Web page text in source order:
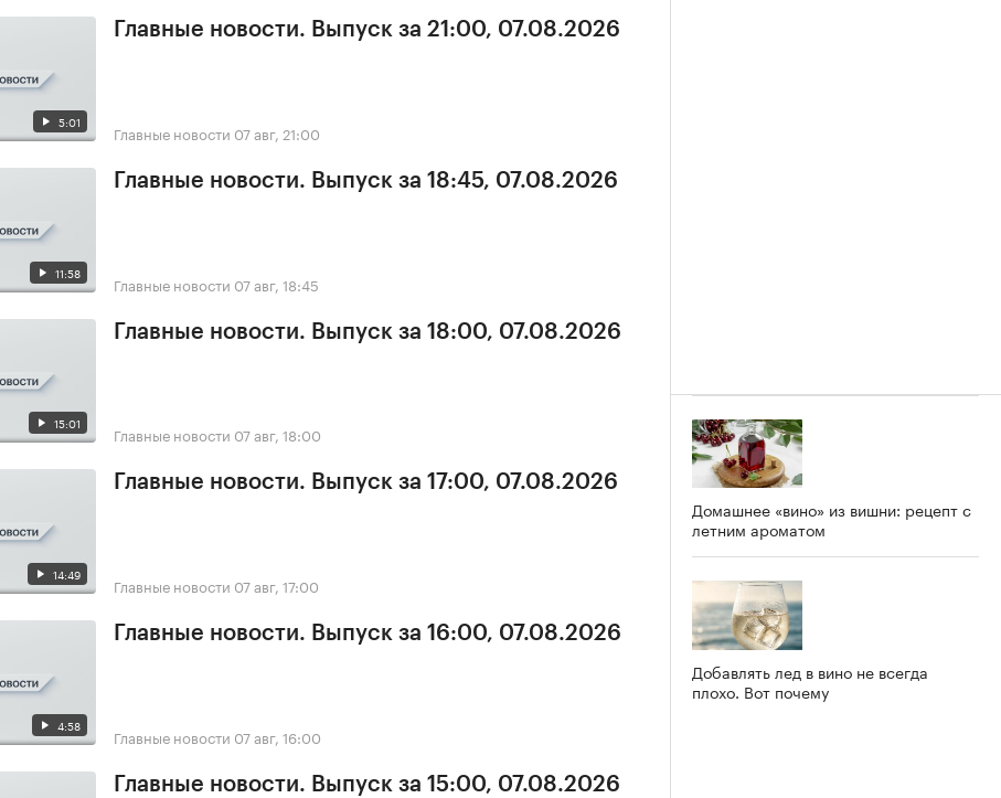
5:01
Главные новости. Выпуск за 21:00, 07.08.2026
Главные новости 07 авг, 21:00
11:58
Главные новости. Выпуск за 18:45, 07.08.2026
Главные новости 07 авг, 18:45
15:01
Главные новости. Выпуск за 18:00, 07.08.2026
Главные новости 07 авг, 18:00
14:49
Главные новости. Выпуск за 17:00, 07.08.2026
Главные новости 07 авг, 17:00
4:58
Главные новости. Выпуск за 16:00, 07.08.2026
Главные новости 07 авг, 16:00
Главные новости. Выпуск за 15:00, 07.08.2026
Домашнее «вино» из вишни: рецепт с
летним ароматом
Добавлять лед в вино не всегда
плохо. Вот почему